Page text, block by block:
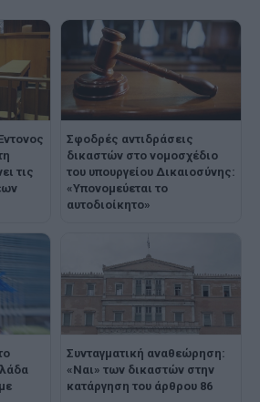
τις
Σφοδρές αντιδράσεις
δικαστών στο νομοσχέδιο
του υπουργείου Δικαιοσύνης:
«Υπονομεύεται το
αυτοδιοίκητο»
Συνταγματική αναθεώρηση:
«Ναι» των δικαστών στην
κατάργηση του άρθρου 86